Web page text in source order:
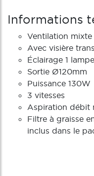
Informations
Ventilation
Avec visière
Éclairage 1
Sortie Ø120mm
Puissance 130W
3 vitesses
Aspiration débit
Filtre à graisse
inclus dans le